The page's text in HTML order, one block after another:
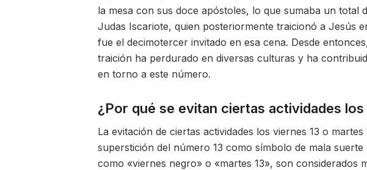
la mesa con sus doce apóstoles, lo que sumaba un total
Judas Iscariote, quien posteriormente traicionó a Jesús
fue el decimotercer invitado en esa cena. Desde
traición ha perdurado en diversas culturas y ha
en torno a este número.
¿Por qué se evitan ciertas actividades
La evitación de ciertas actividades los viernes 13 o
superstición del número 13 como símbolo de mala
como «viernes negro» o «martes 13», son considerados